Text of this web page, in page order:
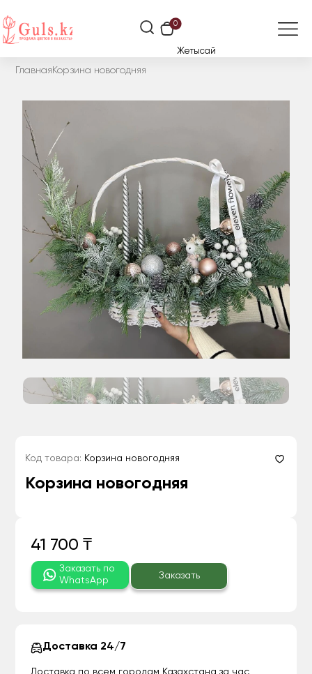
0
Жетысай
Главная Корзина новогодняя
Код товара: Корзина новогодняя
Корзина новогодняя
41 700 ₸
Заказать по
WhatsApp
Заказать
Доставка 24/7
Доставка по всем городам Казахстана за час